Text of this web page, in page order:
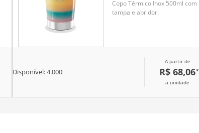
Copo Térmico Inox 500ml com
tampa e abridor.
Disponível:4.000
A partir de
R$ 68,06*
a unidade